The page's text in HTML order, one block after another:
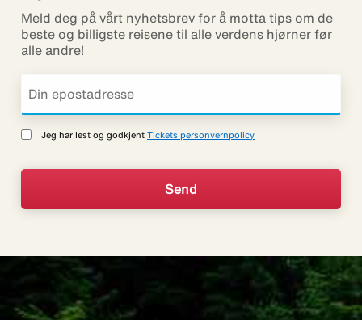
Meld deg på vårt nyhetsbrev for å motta tips om de
beste og billigste reisene til alle verdens hjørner før
alle andre!
Jeg har lest og godkjent Tickets personvernpolicy